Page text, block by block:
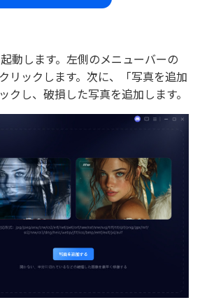
動します。左側のメニューバーの
リックします。次に、「写真を追加
クし、破損した写真を追加します。